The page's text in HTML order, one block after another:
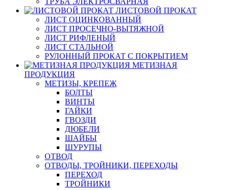
ЛИСТОВОЙ ПРОКАТ
ЛИСТ ОЦИНКОВАННЫЙ
ЛИСТ ПРОСЕЧНО-ВЫТЯЖНОЙ
ЛИСТ РИФЛЕНЫЙ
ЛИСТ СТАЛЬНОЙ
РУЛОННЫЙ ПРОКАТ С ПОКРЫТИЕМ
МЕТИЗНАЯ
ПРОДУКЦИЯ
МЕТИЗЫ, КРЕПЕЖ
БОЛТЫ
ВИНТЫ
ГАЙКИ
ГВОЗДИ
ДЮБЕЛИ
ШАЙБЫ
ШУРУПЫ
ОТВОД
ОТВОДЫ, ТРОЙНИКИ, ПЕРЕХОДЫ
ПЕРЕХОД
ТРОЙНИКИ